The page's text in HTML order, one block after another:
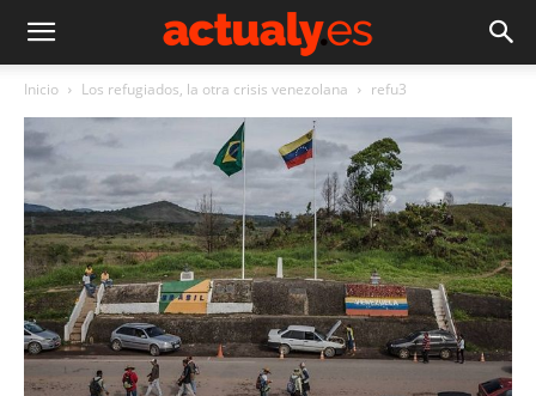
Inicio Los refugiados, la otra crisis venezolana refu3